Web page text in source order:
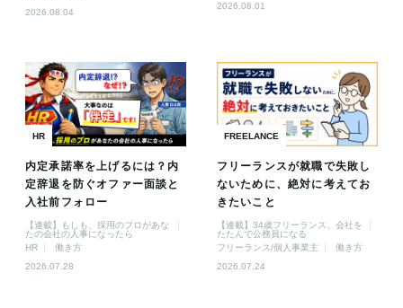
2026.08.04
2026.08.01
HR
内定承諾率を上げるには？内
定辞退を防ぐオファー面談と
入社前フォロー
【連載】もしも、採用のプロがあな
たの会社の人事になったら
HR
働き方
2026.07.28
FREELANCE
フリーランスが就職で失敗し
ないために、絶対に考えてお
きたいこと
【連載】34歳フリーランス、会社を
たたんで公務員になる
フリーランス/個人事業主
働き方
2026.07.24